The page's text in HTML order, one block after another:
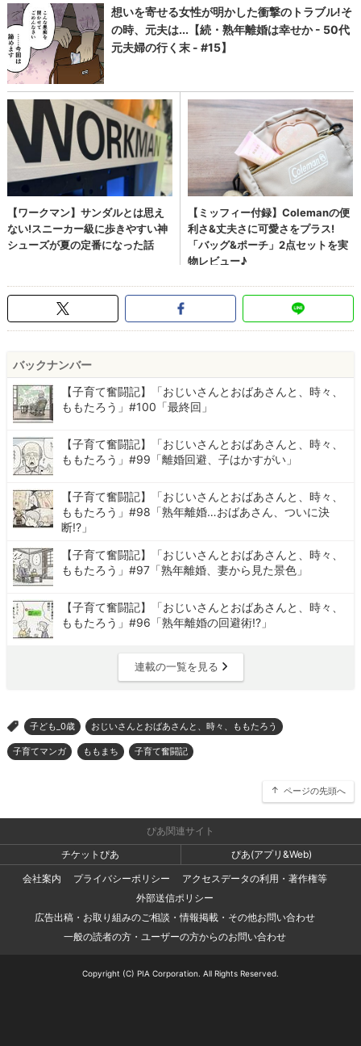
バックナンバー
【子育て奮闘記】「おじいさんとおばあさんと、時々、
ももたろう」#100「最終回」
【子育て奮闘記】「おじいさんとおばあさんと、時々、
ももたろう」#99「離婚回避、子はかすがい」
【子育て奮闘記】「おじいさんとおばあさんと、時々、
ももたろう」#98「熟年離婚…おばあさん、ついに決
断!?」
【子育て奮闘記】「おじいさんとおばあさんと、時々、
ももたろう」#97「熟年離婚、妻から見た景色」
【子育て奮闘記】「おじいさんとおばあさんと、時々、
ももたろう」#96「熟年離婚の回避術!?」
連載の一覧を見る
> 子ども_0歳 おじいさんとおばあさんと、時々、ももたろう
子育てマンガ ももまち 子育て奮闘記
ページの先頭へ
ぴあ関連サイト
チケットぴあ
ぴあ(アプリ&Web)
会社案内
プライバシーポリシー
アクセスデータの利用・著作権等
外部送信ポリシー
広告出稿・お取り組みのご相談・情報掲載・その他お問い合わせ
一般の読者の方・ユーザーの方からのお問い合わせ
Copyright (C) PIA Corporation. All Rights Reserved.